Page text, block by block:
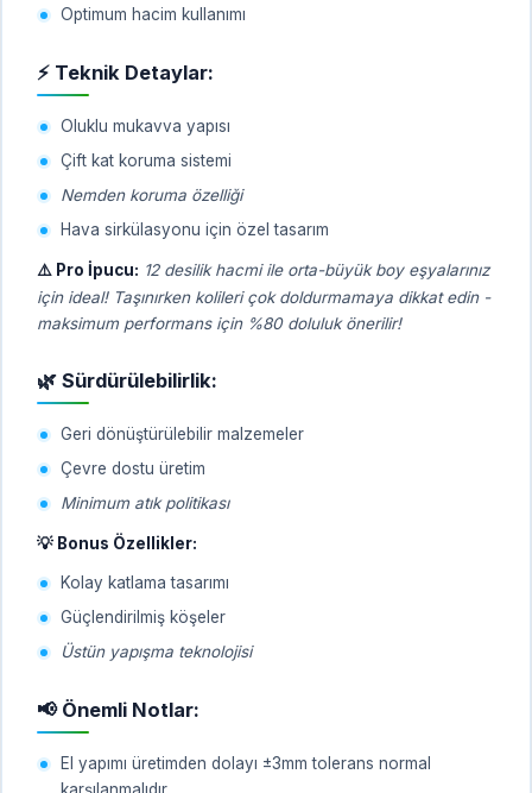
Optimum hacim kullanımı
⚡ Teknik Detaylar:
Oluklu mukavva yapısı
Çift kat koruma sistemi
Nemden koruma özelliği
Hava sirkülasyonu için özel tasarım
⚠️ Pro İpucu: 12 desilik hacmi ile orta-büyük boy eşyalarınız
için ideal! Taşınırken kolileri çok doldurmamaya dikkat edin -
maksimum performans için %80 doluluk önerilir!
🌿 Sürdürülebilirlik:
Geri dönüştürülebilir malzemeler
Çevre dostu üretim
Minimum atık politikası
💡 Bonus Özellikler:
Kolay katlama tasarımı
Güçlendirilmiş köşeler
Üstün yapışma teknolojisi
📢 Önemli Notlar:
El yapımı üretimden dolayı ±3mm tolerans normal
karşılanmalıdır